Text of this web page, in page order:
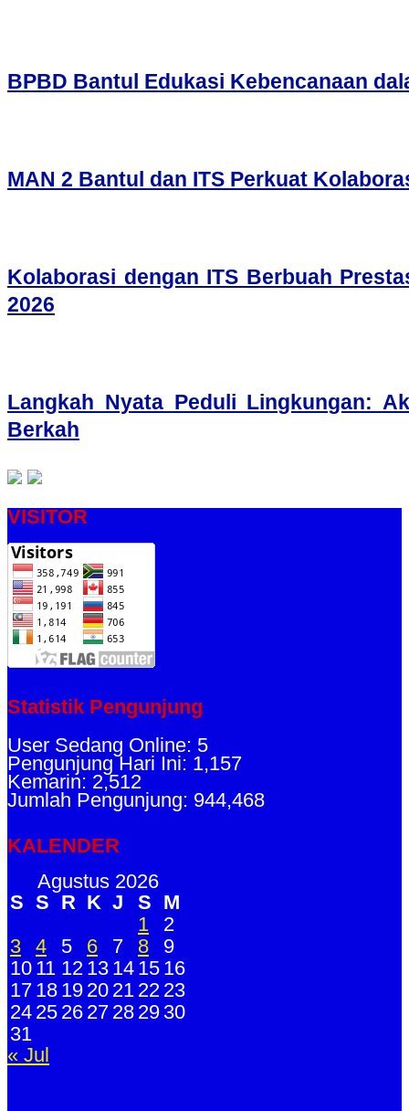
BPBD Bantul Edukasi Kebencanaan
MAN 2 Bantul dan ITS Perkuat
Kolaborasi dengan ITS Berbuah
2026
Langkah Nyata Peduli Lingkungan:
Berkah
VISITOR
Statistik Pengunjung
User Sedang Online: 5
Pengunjung Hari Ini: 1,157
Kemarin: 2,512
Jumlah Pengunjung: 944,468
KALENDER
Agustus 2026
S S R K J S M
1
2
3
4 5 6 7 8
9
10 11 12 13 14 15 16
17 18 19 20 21 22 23
24 25 26 27 28 29 30
31
« Jul